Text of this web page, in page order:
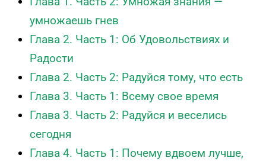
умножаешь гнев
Глава 2. Часть 1: Об Удовольствиях и
Радости
Глава 2. Часть 2: Радуйся тому, что есть
Глава 3. Часть 1: Всему свое время
Глава 3. Часть 2: Радуйся и веселись
сегодня
Глава 4. Часть 1: Почему вдвоем лучше,